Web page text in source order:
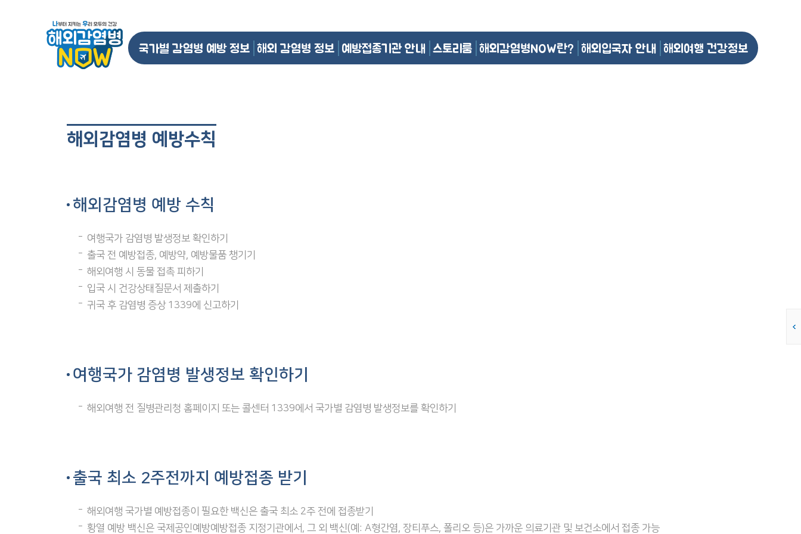
국가별 감염병 예방 정보 해외 감염병 정보 예방접종기관 안내 스토리룸 해외감염병NOW란? 해외입국자 안내 해외여행 건강정보
해외감염병 예방수칙
해외감염병 예방 수칙
여행국가 감염병 발생정보 확인하기
출국 전 예방접종, 예방약, 예방물품 챙기기
해외여행 시 동물 접촉 피하기
입국 시 건강상태질문서 제출하기
귀국 후 감염병 증상 1339에 신고하기
여행국가 감염병 발생정보 확인하기
해외여행 전 질병관리청 홈페이지 또는 콜센터 1339에서 국가별 감염병 발생정보를 확인하기
출국 최소 2주전까지 예방접종 받기
해외여행 국가별 예방접종이 필요한 백신은 출국 최소 2주 전에 접종받기
황열 예방 백신은 국제공인예방예방접종 지정기관에서, 그 외 백신(예: A형간염, 장티푸스, 폴리오 등)은 가까운 의료기관 및 보건소에서 접종 가능